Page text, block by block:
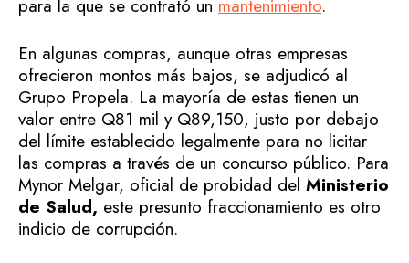
para la que se contrató un mantenimiento.
En algunas compras, aunque otras empresas
ofrecieron montos más bajos, se adjudicó al
Grupo Propela. La mayoría de estas tienen un
valor entre Q81 mil y Q89,150, justo por debajo
del límite establecido legalmente para no licitar
las compras a través de un concurso público. Para
Mynor Melgar, oficial de probidad del Ministerio
de Salud, este presunto fraccionamiento es otro
indicio de corrupción.